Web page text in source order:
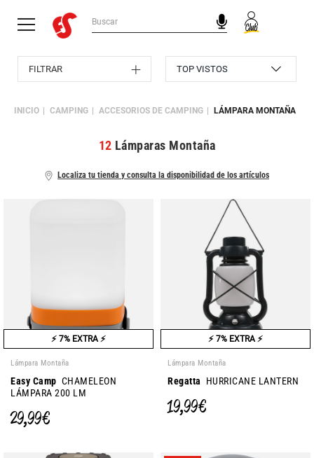
INICIO CAMPING ACCESORIOS DE CAMPING LÁMPARA MONTAÑA
Localiza tu tienda y consulta la disponibilidad de los artículos
12 Lámparas Montaña
⚡ 7% EXTRA ⚡
Lámpara Montaña
Easy Camp CHAMELEON
LÁMPARA 200 LM
29,99 €
⚡ 7% EXTRA ⚡
Lámpara Montaña
Regatta HURRICANE LANTERN
19,99 €
FILTRAR